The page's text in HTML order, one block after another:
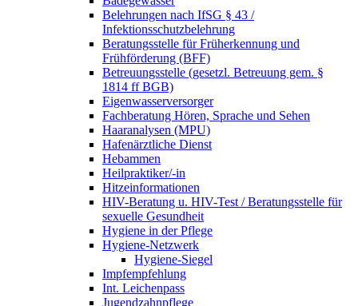
Belehrungen nach IfSG § 43 /
Infektionsschutzbelehrung
Beratungsstelle für Früherkennung und
Frühförderung (BFF)
Betreuungsstelle (gesetzl. Betreuung gem. §
1814 ff BGB)
Eigenwasserversorger
Fachberatung Hören, Sprache und Sehen
Haaranalysen (MPU)
Hafenärztliche Dienst
Hebammen
Heilpraktiker/-in
Hitzeinformationen
HIV-Beratung u. HIV-Test / Beratungsstelle für
sexuelle Gesundheit
Hygiene in der Pflege
Hygiene-Netzwerk
Hygiene-Siegel
Impfempfehlung
Int. Leichenpass
Jugendzahnpflege